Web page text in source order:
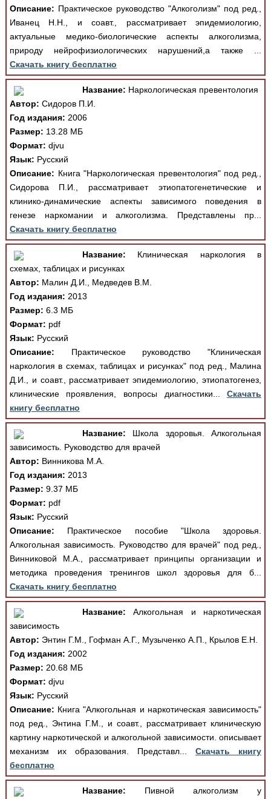
Описание: Практическое руководство "Алкоголизм" под ред.,
Иванец Н.Н., и соавт., рассматривает эпидемиологию,
актуальные медико-биологические аспекты алкоголизма,
природу нейрофизиологических нарушений,а также ...
Скачать книгу бесплатно
Название: Наркологическая превентология
Автор: Сидоров П.И.
Год издания: 2006
Размер: 13.28 МБ
Формат: djvu
Язык: Русский
Описание: Книга "Наркологическая превентология" под ред.,
Сидорова П.И., рассматривает этиопатогенетические и
клинико-динамические аспекты зависимого поведения в
генезе наркомании и алкоголизма. Представлены пр...
Скачать книгу бесплатно
Название: Клиническая наркология в
схемах, таблицах и рисунках
Автор: Малин Д.И., Медведев В.М.
Год издания: 2013
Размер: 6.3 МБ
Формат: pdf
Язык: Русский
Описание: Практическое руководство "Клиническая
наркология в схемах, таблицах и рисунках" под ред., Малина
Д.И., и соавт., рассматривает эпидемиологию, этиопатогенез,
клинические проявления, вопросы диагностики...Скачать
книгу бесплатно
Название: Школа здоровья. Алкогольная
зависимость. Руководство для врачей
Автор: Винникова М.А.
Год издания: 2013
Размер: 9.37 МБ
Формат: pdf
Язык: Русский
Описание: Практическое пособие "Школа здоровья.
Алкогольная зависимость. Руководство для врачей" под ред.,
Винниковой М.А., рассматривает принципы организации и
методика проведения тренингов школ здоровья для б...
Скачать книгу бесплатно
Название: Алкогольная и наркотическая
зависимость
Автор: Энтин Г.М., Гофман А.Г., Музыченко А.П., Крылов Е.Н.
Год издания: 2002
Размер: 20.68 МБ
Формат: djvu
Язык: Русский
Описание: Книга "Алкогольная и наркотическая зависимость"
под ред., Энтина Г.М., и соавт., рассматривает клиническую
картину наркотической и алкогольной зависимости. описывает
механизм их образования. Представл...Скачать книгу
бесплатно
Название: Пивной алкоголизм у